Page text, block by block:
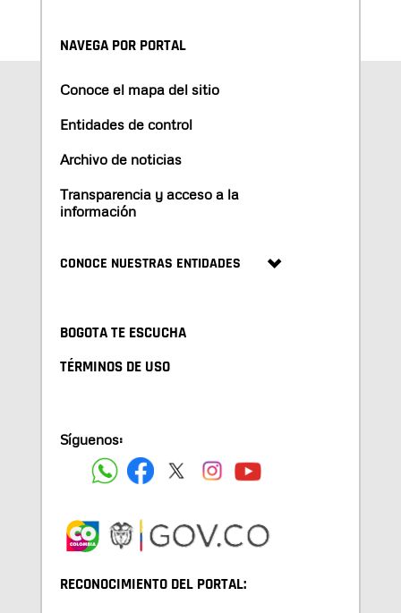
NAVEGA POR PORTAL
Conoce el mapa del sitio
Entidades de control
Archivo de noticias
Transparencia y acceso a la
información
CONOCE NUESTRAS ENTIDADES
BOGOTA TE ESCUCHA
TÉRMINOS DE USO
Síguenos:
RECONOCIMIENTO DEL PORTAL: